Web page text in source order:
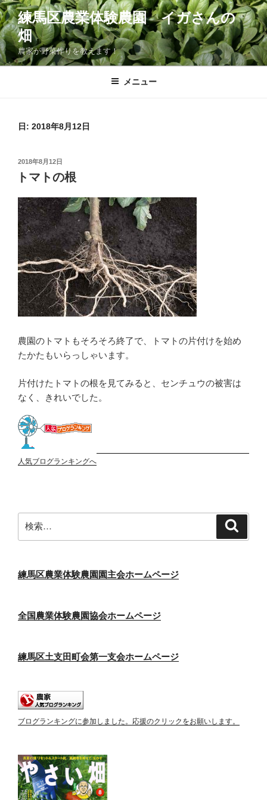
コ
ン
テ
ン
ツ
練馬区農業体験農園 イガさんの
畑
農家が野菜作りを教えます！
メニュー
日: 2018年8月12日
投
稿
日:
2018年8月12日
トマトの根
農園のトマトもそろそろ終了で、トマトの片付けを始め
たかたもいらっしゃいます。
片付けたトマトの根を見てみると、センチュウの被害は
なく、きれいでした。
人気ブログランキングへ
索:
練馬区農業体験農園園主会ホームページ
全国農業体験農園協会ホームページ
練馬区土支田町会第一支会ホームページ
ブログランキングに参加しました。応援のクリックをお願いします。